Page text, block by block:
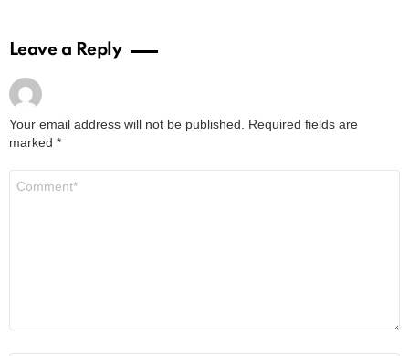
Leave a Reply
Your email address will not be published. Required fields are
marked *